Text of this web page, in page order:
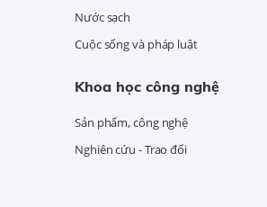
Nước sạch
Cuộc sống và pháp luật
Khoa học công nghệ
Sản phẩm, công nghệ
Nghiên cứu - Trao đổi